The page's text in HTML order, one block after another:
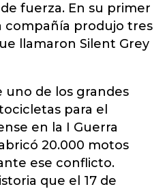
fuerza. En su primer
compañía produjo tres
llamaron Silent Grey
uno de los grandes
para el
en la I Guerra
20.000 motos
ese conflicto.
que el 17 de